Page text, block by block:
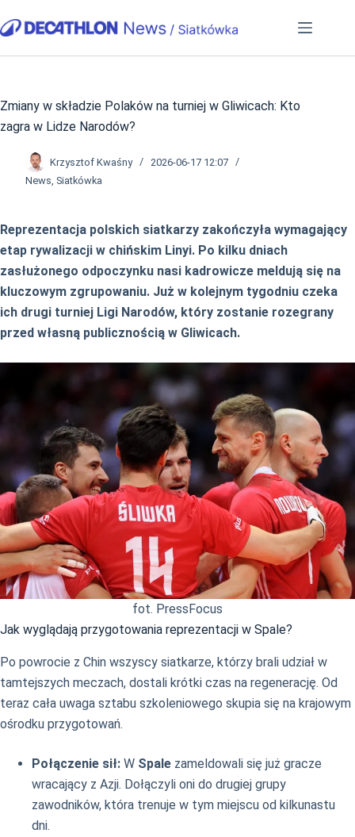
do
Zmiany w składzie Polaków na turniej w Gliwicach: Kto
zagra w Lidze Narodów?
Krzysztof Kwaśny
2026-06-17 12:07
News, Siatkówka
Reprezentacja polskich siatkarzy zakończyła wymagający
etap rywalizacji w chińskim Linyi. Po kilku dniach
zasłużonego odpoczynku nasi kadrowicze meldują się na
kluczowym zgrupowaniu. Już w kolejnym tygodniu czeka
ich drugi turniej Ligi Narodów, który zostanie rozegrany
przed własną publicznością w Gliwicach.
fot. PressFocus
Jak wyglądają przygotowania reprezentacji w Spale?
Po powrocie z Chin wszyscy siatkarze, którzy brali udział w
tamtejszych meczach, dostali krótki czas na regenerację. Od
teraz cała uwaga sztabu szkoleniowego skupia się na krajowym
ośrodku przygotowań.
Połączenie sił: W Spale zameldowali się już gracze
wracający z Azji. Dołączyli oni do drugiej grupy
zawodników, która trenuje w tym miejscu od kilkunastu
dni.